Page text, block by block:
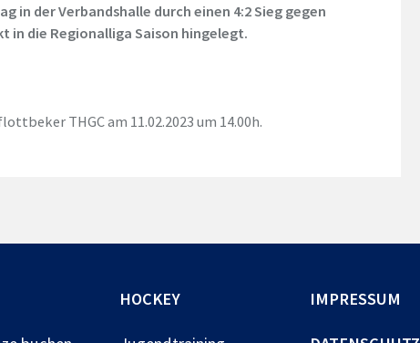
in der Verbandshalle durch einen 4:2 Sieg gegen
in die Regionalliga Saison hingelegt.
THGC am 11.02.2023 um 14.00h.
HOCKEY IMPRESSUM